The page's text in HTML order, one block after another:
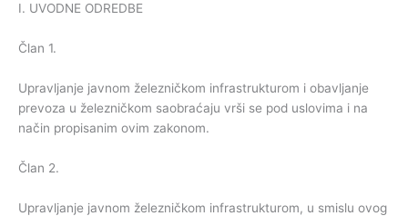
I. UVODNE ODREDBE
Član 1.
Upravljanje javnom železničkom infrastrukturom i obavljanje
prevoza u železničkom saobraćaju vrši se pod uslovima i na
način propisanim ovim zakonom.
Član 2.
Upravljanje javnom železničkom infrastrukturom, u smislu ovog